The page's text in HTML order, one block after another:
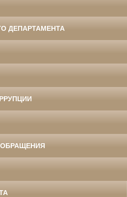
ДЕПАРТАМЕНТА